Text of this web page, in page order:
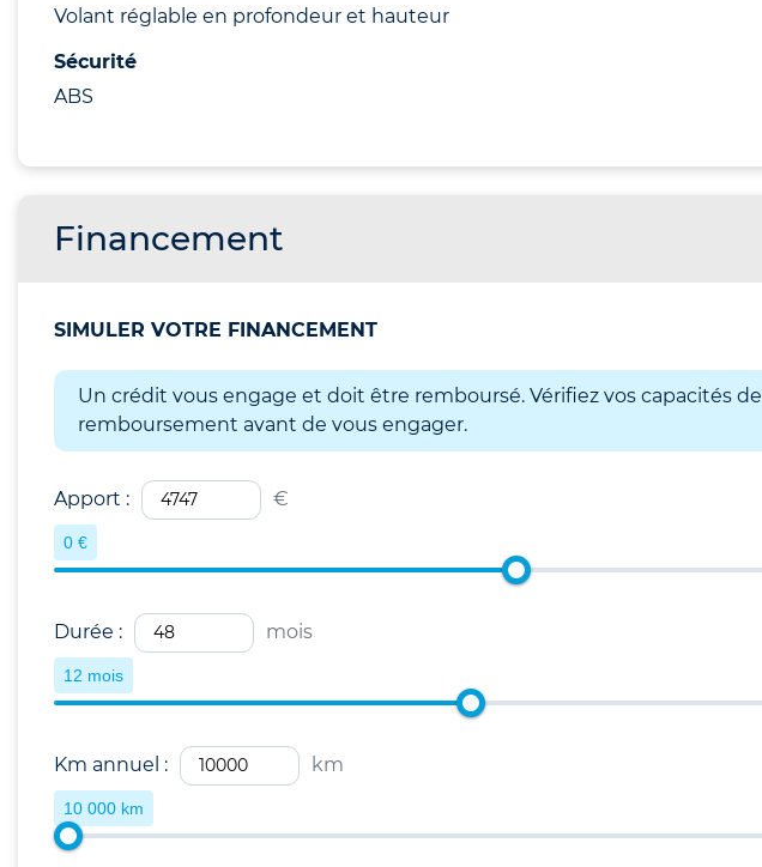
Volant réglable en profondeur et hauteur
Sécurité
ABS
Financement
SIMULER VOTRE FINANCEMENT
Un crédit vous engage et doit être remboursé. Vérifiez vos capacités de
remboursement avant de vous engager.
Apport : €
0 €
Durée : mois
12 mois
Km annuel : km
10 000 km